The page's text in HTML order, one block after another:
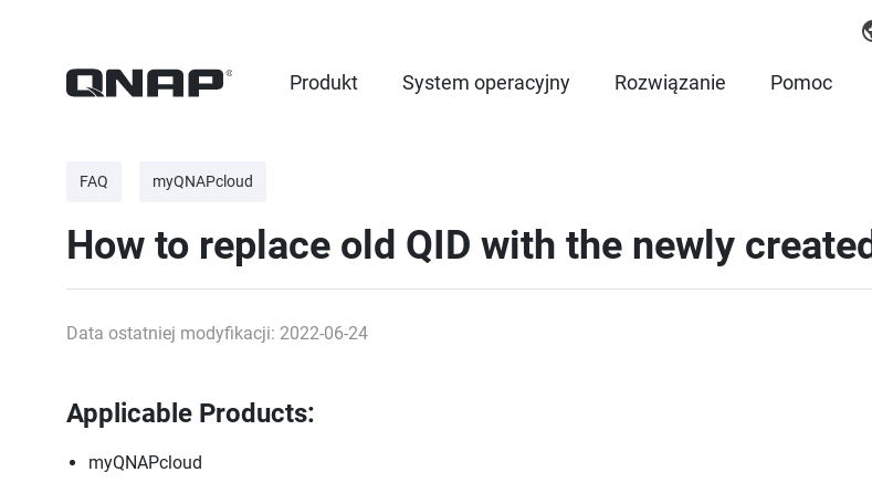
Produkt System operacyjny Rozwiązanie Pomoc
FAQ myQNAPcloud
How to replace old QID with the newly
Data ostatniej modyfikacji: 2022-06-24
Applicable Products:
myQNAPcloud